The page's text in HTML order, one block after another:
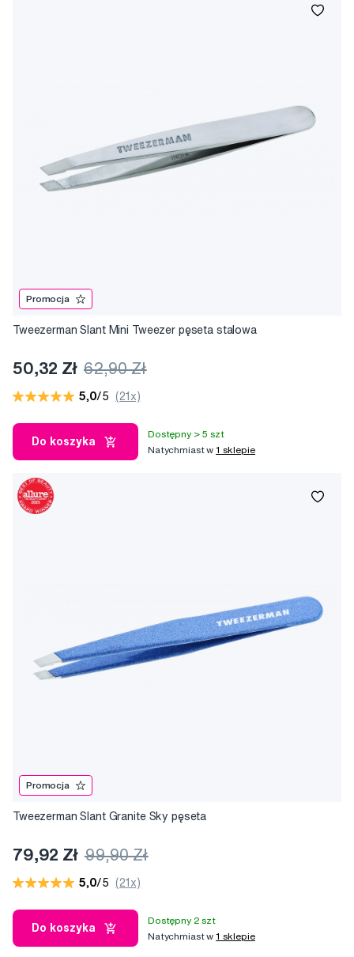
Promocja
Tweezerman Slant Mini Tweezer pęseta stalowa
50,32 Zł 62,90 Zł
5,0/5 (21x)
Do koszyka
Dostępny > 5 szt
Natychmiast w1 sklepie
Promocja
Tweezerman Slant Granite Sky pęseta
79,92 Zł 99,90 Zł
5,0/5 (21x)
Do koszyka
Dostępny 2 szt
Natychmiast w1 sklepie